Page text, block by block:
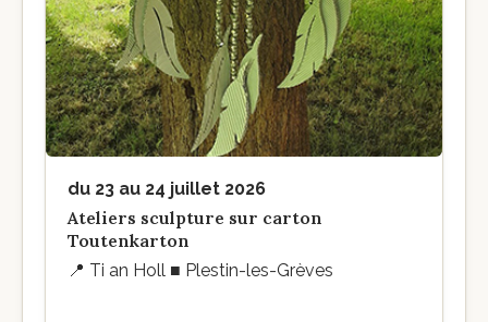
du 23 au 24 juillet 2026
Ateliers sculpture sur carton
Toutenkarton
📍 Ti an Holl ■ Plestin-les-Grèves